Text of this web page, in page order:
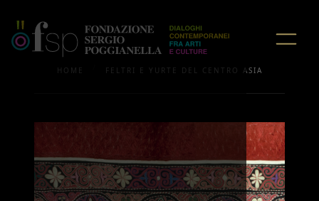
HOME FELTRI E YURTE DEL CENTRO ASIA